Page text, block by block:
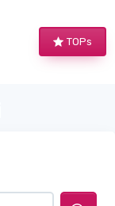
TOPs